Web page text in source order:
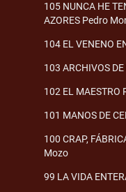
105 NUNCA HE
AZORES Pedro
104 EL VENENO
103 ARCHIVOS
102 EL MAESTRO
101 MANOS DE
100 CRAP,
Mozo
99 LA VIDA